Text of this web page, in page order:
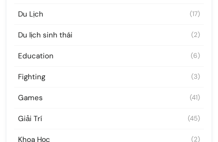
Du Lịch (17)
Du lịch sinh thái (2)
Education (6)
Fighting (3)
Games (41)
Giải Trí (45)
Khoa Học (2)